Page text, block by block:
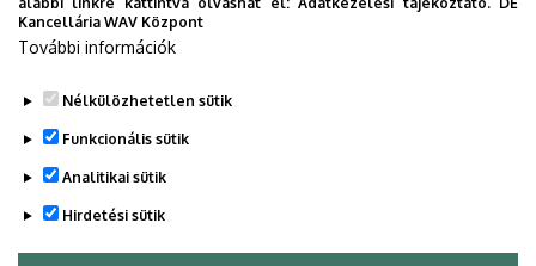
Kutatások a nyelvoktatás területén
Olvasás és szövegértés pedagógiájának kutatása
Legutóbbi frissítés: 2025. 12. 16. 19:16
Kancellária WAV Központ
További információk
Nélkülözhetetlen sütik
Funkcionális sütik
Analitikai sütik
Hirdetési sütik